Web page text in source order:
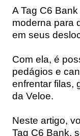
A Tag C6
moderna para
em seus
Com ela, é
pedágios e
enfrentar filas,
da Veloe.
Neste artigo,
Tag C6 Bank,